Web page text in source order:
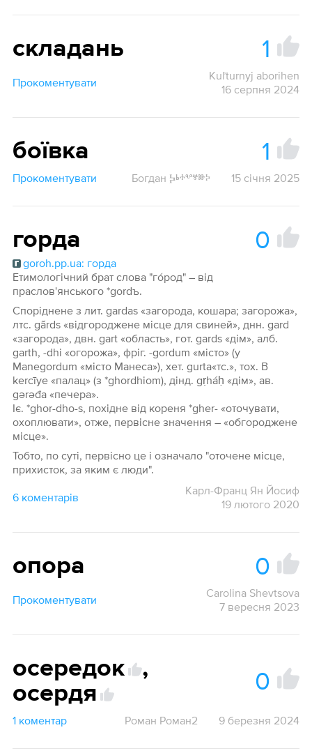
складань 1
Прокоментувати
Kuľturnyj aborihen
16 серпня 2024
боївка 1
Прокоментувати Богдан Ⰽⱃⰰⰲⱍⱆⰽ 15 січня 2025
горда 0
goroh.pp.ua: горда
Етимологічний брат слова "го́род" – від
праслов'янського *gordъ.
Споріднене з лит. gardas «загорода, кошара; загорожа»,
лтс. gãrds «відгороджене місце для свиней», днн. gard
«загорода», двн. gart «область», гот. gards «дім», алб.
garth, -dhi «огорожа», фріг. -gordum «місто» (у
Маnеgordum «місто Манеса»), хет. gurta«тс.», тох. В
kercīye «палац» (з *ghordhiom), дінд. gṛháḥ «дім», ав.
gərəđa «печера».
Іє. *ghor-dho-s, похідне від кореня *gher- «оточувати,
охоплювати», отже, первісне значення – «обгороджене
місце».
Тобто, по суті, первісно це і означало "оточене місце,
прихисток, за яким є люди".
6 коментарів
Карл-Франц Ян Йосиф
19 лютого 2020
опора 0
Прокоментувати
Carolina Shevtsova
7 вересня 2023
осередок
,
осердя
0
1 коментар Роман Роман2 9 березня 2024